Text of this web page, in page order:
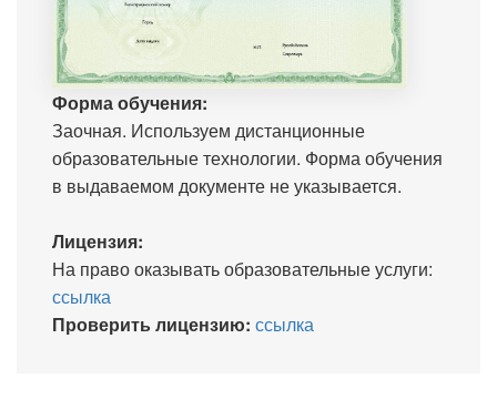
Форма обучения:
Заочная. Используем дистанционные
образовательные технологии. Форма обучения
в выдаваемом документе не указывается.
Лицензия:
На право оказывать образовательные услуги:
ссылка
Проверить лицензию: ссылка